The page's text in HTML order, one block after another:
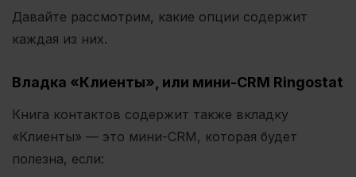
Давайте рассмотрим, какие опции содержит
каждая из них.
Владка «Клиенты», или мини-CRM Ringostat
Книга контактов содержит также вкладку
«Клиенты» — это мини-CRM, которая будет
полезна, если: